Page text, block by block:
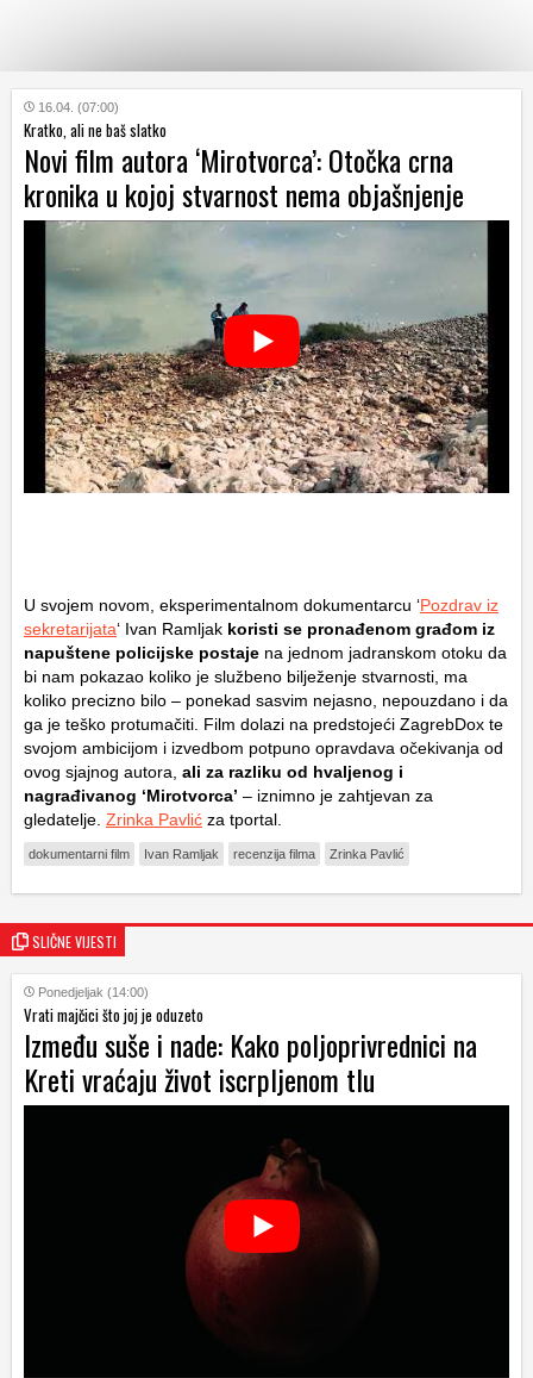
KATEGORIJE
HRVATSKI
WEB
16.04. (07:00)
Kratko, ali ne baš slatko
Novi film autora ‘Mirotvorca’: Otočka crna
kronika u kojoj stvarnost nema objašnjenje
U svojem novom, eksperimentalnom dokumentarcu ‘Pozdrav iz
sekretarijata‘ Ivan Ramljak koristi se pronađenom građom iz
napuštene policijske postaje na jednom jadranskom otoku da
bi nam pokazao koliko je službeno bilježenje stvarnosti, ma
koliko precizno bilo – ponekad sasvim nejasno, nepouzdano i da
ga je teško protumačiti. Film dolazi na predstojeći ZagrebDox te
svojom ambicijom i izvedbom potpuno opravdava očekivanja od
ovog sjajnog autora, ali za razliku od hvaljenog i
nagrađivanog ‘Mirotvorca’ – iznimno je zahtjevan za
gledatelje. Zrinka Pavlić za tportal.
dokumentarni film Ivan Ramljak recenzija filma Zrinka Pavlić
SLIČNE VIJESTI
Ponedjeljak (14:00)
Vrati majčici što joj je oduzeto
Između suše i nade: Kako poljoprivrednici na
Kreti vraćaju život iscrpljenom tlu